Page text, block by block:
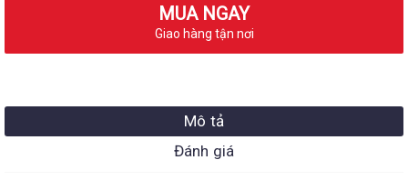
MUA NGAY
Giao hàng tận nơi
Mô tả
Đánh giá